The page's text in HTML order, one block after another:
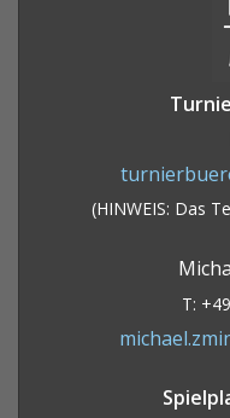
(HINWEIS: Das
T: